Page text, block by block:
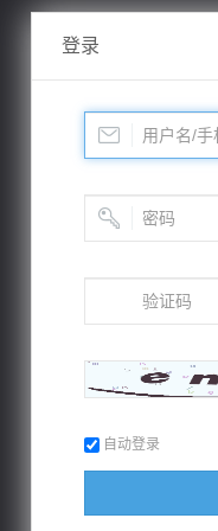
登录
自动登录